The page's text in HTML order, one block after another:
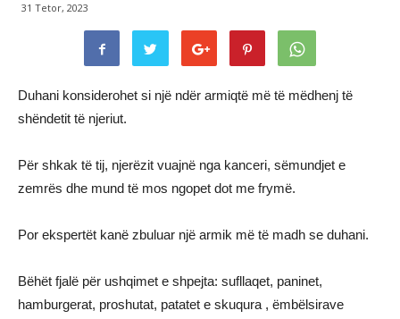
31 Tetor, 2023
Duhani konsiderohet si një ndër armiqtë më të mëdhenj të
shëndetit të njeriut.
Për shkak të tij, njerëzit vuajnë nga kanceri, sëmundjet e
zemrës dhe mund të mos ngopet dot me frymë.
Por ekspertët kanë zbuluar një armik më të madh se duhani.
Bëhët fjalë për ushqimet e shpejta: sufllaqet, paninet,
hamburgerat, proshutat, patatet e skuqura , ëmbëlsirave